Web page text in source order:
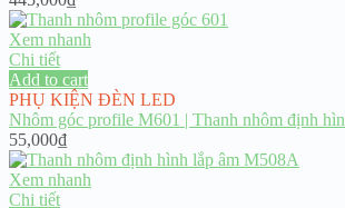
Xem nhanh
Chi tiết
Add to cart
PHỤ KIỆN ĐÈN LED
Nhôm góc profile M601 | Thanh nhôm định
55,000₫
Xem nhanh
Chi tiết